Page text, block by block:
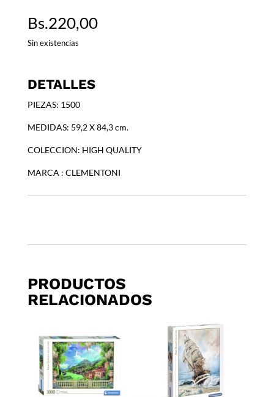
Bs.220,00
Sin existencias
DETALLES
PIEZAS: 1500
MEDIDAS: 59,2 X 84,3 cm.
COLECCION: HIGH QUALITY
MARCA : CLEMENTONI
PRODUCTOS
RELACIONADOS